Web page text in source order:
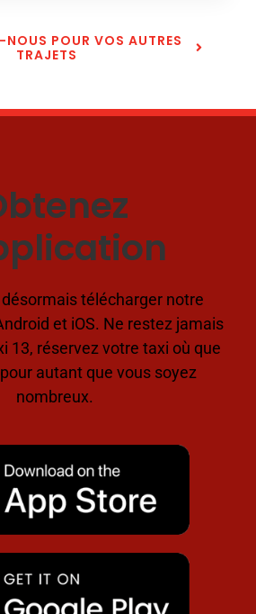
POUR VOS AUTRES
TRAJETS
télécharger notre
et iOS. Ne restez jamais
13, réservez votre taxi où que
autant que vous soyez
nombreux.